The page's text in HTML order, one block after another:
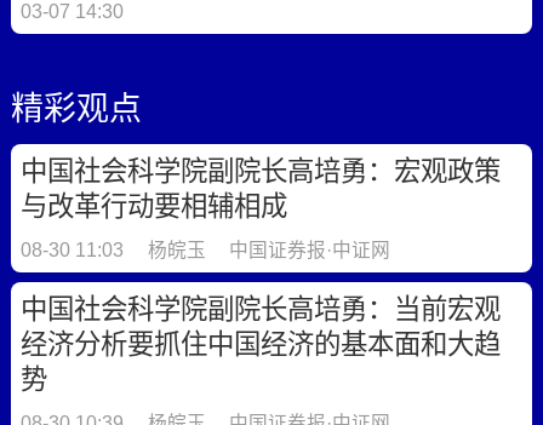
03-07 14:30
精彩观点
中国社会科学院副院长高培勇：宏观政策
与改革行动要相辅相成
08-30 11:03 杨皖玉 中国证券报·中证网
中国社会科学院副院长高培勇：当前宏观
经济分析要抓住中国经济的基本面和大趋
势